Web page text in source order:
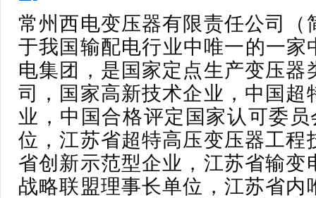
常州西电变压器有限责任公司（
于我国输配电行业中唯一的一
电集团，是国家定点生产变压器
司，国家高新技术企业，中国超
业，中国合格评定国家认可委
位，江苏省超特高压变压器工程
省创新示范型企业，江苏省输变
战略联盟理事长单位，江苏省内